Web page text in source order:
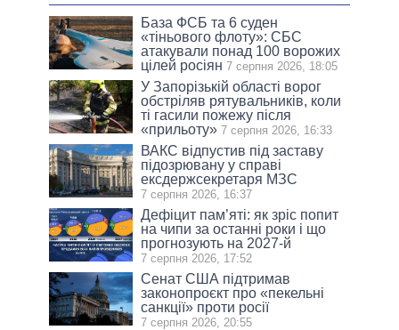
База ФСБ та 6 суден
«тіньового флоту»: СБС
атакували понад 100 ворожих
цілей росіян 7 серпня 2026, 18:05
У Запорізькій області ворог
обстріляв рятувальників, коли
ті гасили пожежу після
«прильоту» 7 серпня 2026, 16:33
ВАКС відпустив під заставу
підозрювану у справі
ексдержсекретаря МЗС
7 серпня 2026, 16:37
Дефіцит пам’яті: як зріс попит
на чипи за останні роки і що
прогнозують на 2027-й
7 серпня 2026, 17:52
Сенат США підтримав
законопроєкт про «пекельні
санкції» проти росії
7 серпня 2026, 20:55